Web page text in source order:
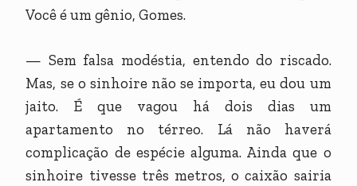
Você é um gênio, Gomes.
— Sem falsa modéstia, entendo do riscado.
Mas, se o sinhoire não se importa, eu dou um
jaito. É que vagou há dois dias um
apartamento no térreo. Lá não haverá
complicação de espécie alguma. Ainda que o
sinhoire tivesse três metros, o caixão sairia